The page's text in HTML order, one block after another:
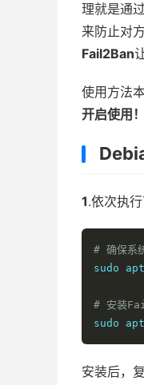
理就是通
来防止对
Fail2Ban
使用方法
开启使用！
1.依次执
# 确保系
sudo apt
# 安装
sudo
安装后，